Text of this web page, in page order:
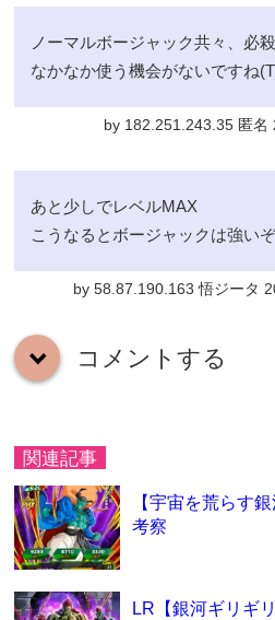
ノーマルボージャック共々、必
なかなか使う機会がないですね
by 182.251.243.35 匿名
あと少しでレベルMAX
こうなるとボージャックは強い
by 58.87.190.163 悟ジータ
down コメントする
関連記事
【宇宙を荒らす
考察
LR【銀河ギリギ